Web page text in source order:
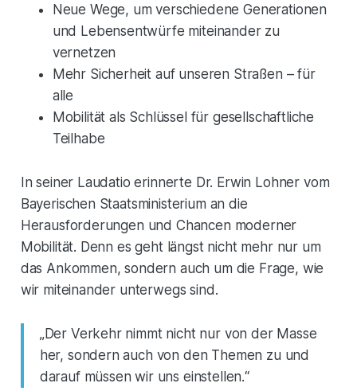
Neue Wege, um verschiedene Generationen
und Lebensentwürfe miteinander zu
vernetzen
Mehr Sicherheit auf unseren Straßen – für
alle
Mobilität als Schlüssel für gesellschaftliche
Teilhabe
In seiner Laudatio erinnerte Dr. Erwin Lohner vom
Bayerischen Staatsministerium an die
Herausforderungen und Chancen moderner
Mobilität. Denn es geht längst nicht mehr nur um
das Ankommen, sondern auch um die Frage, wie
wir miteinander unterwegs sind.
„Der Verkehr nimmt nicht nur von der Masse
her, sondern auch von den Themen zu und
darauf müssen wir uns einstellen.“